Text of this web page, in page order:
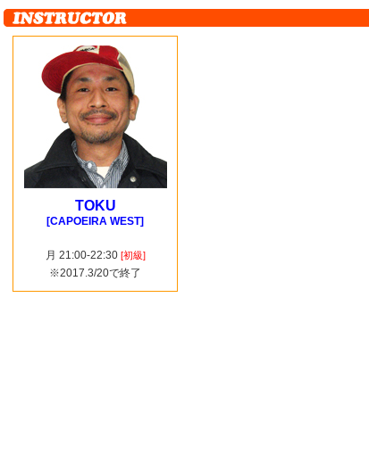
TOKU
[CAPOEIRA WEST]
月 21:00-22:30 [初級]
※2017.3/20で終了